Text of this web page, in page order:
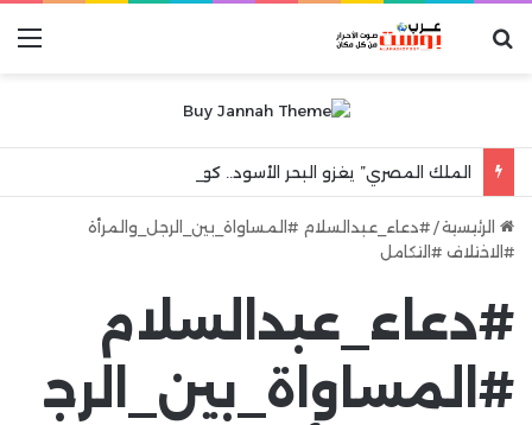
بحث عن
الرئيسية/ #دعاء_عبدالسلام #المساواة_بين_الرجل_والمرأة
#الاختلاف #التكامل
#دعاء_عبدالسلام
#المساواة_بين_الرج